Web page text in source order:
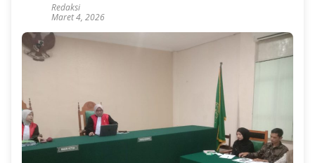
Redaksi
Maret 4, 2026